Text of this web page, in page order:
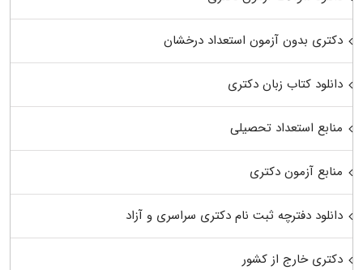
دکتری بدون آزمون استعداد درخشان
دانلود کتاب زبان دکتری
منابع استعداد تحصیلی
منابع آزمون دکتری
دانلود دفترچه ثبت نام دکتری سراسری و آزاد
دکتری خارج از کشور